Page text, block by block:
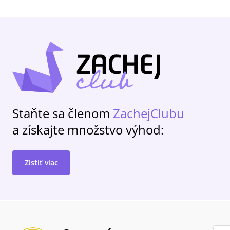
Staňte sa členom ZachejClubu
a získajte množstvo výhod:
Zistiť viac